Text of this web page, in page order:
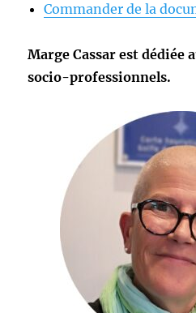
Commander de la
Marge Cassar est dédiée
socio-professionnels.